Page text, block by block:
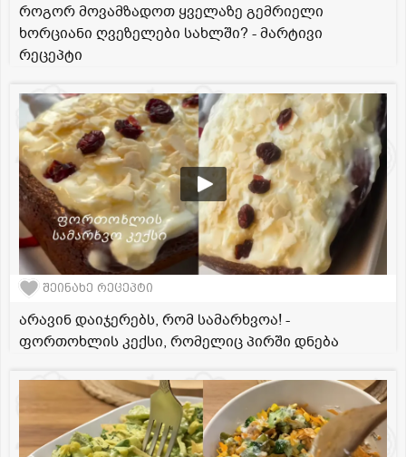
როგორ მოვამზადოთ ყველაზე გემრიელი
ხორციანი ღვეზელები სახლში? - მარტივი
რეცეპტი
შეინახე რეცეპტი
არავინ დაიჯერებს, რომ სამარხვოა! -
ფორთოხლის კექსი, რომელიც პირში დნება